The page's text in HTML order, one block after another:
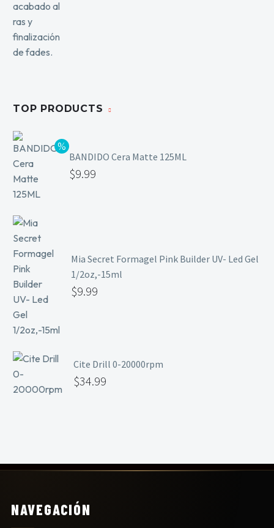
TOP PRODUCTS
BANDIDO Cera Matte 125ML
$9.99
Mia Secret Formagel Pink Builder UV- Led Gel
1/2oz,-15ml
$9.99
Cite Drill 0-20000rpm
$34.99
NAVEGACIÓN